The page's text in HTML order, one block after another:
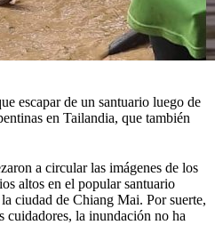
escapar de un santuario luego de
en Tailandia, que también
a circular las imágenes de los
altos en el popular santuario
ciudad de Chiang Mai. Por suerte,
cuidadores, la inundación no ha